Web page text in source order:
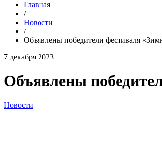
Главная
/
Новости
/
Объявлены победители фестиваля
7 декабря 2023
Объявлены
Новости